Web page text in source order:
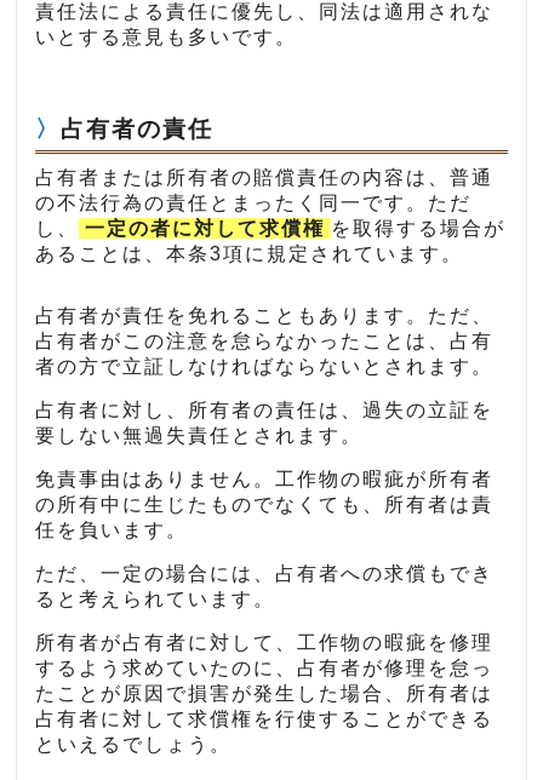
責任法による責任に優先し、同法は適用されな
いとする意見も多いです。
占有者の責任
占有者または所有者の賠償責任の内容は、普通
の不法行為の責任とまったく同一です。ただ
し、
一定の者に対して求償権 を取得する場合が
あることは、本条3項に規定されています。
占有者が責任を免れることもあります。ただ、
占有者がこの注意を怠らなかったことは、占有
者の方で立証しなければならないとされます。
占有者に対し、所有者の責任は、過失の立証を
要しない無過失責任とされます。
免責事由はありません。工作物の暇疵が所有者
の所有中に生じたものでなくても、所有者は責
任を負います。
ただ、一定の場合には、占有者への求償もでき
ると考えられています。
所有者が占有者に対して、工作物の暇疵を修理
するよう求めていたのに、占有者が修理を怠っ
たことが原因で損害が発生した場合、所有者は
占有者に対して求償権を行使することができる
といえるでしょう。